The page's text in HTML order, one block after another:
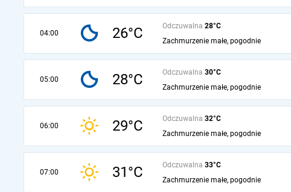
04:00 26°C Odczuwalna 28°C
Zachmurzenie małe, pogodnie
05:00 28°C Odczuwalna 30°C
Zachmurzenie małe, pogodnie
06:00 29°C Odczuwalna 32°C
Zachmurzenie małe, pogodnie
07:00 31°C Odczuwalna 33°C
Zachmurzenie małe, pogodnie